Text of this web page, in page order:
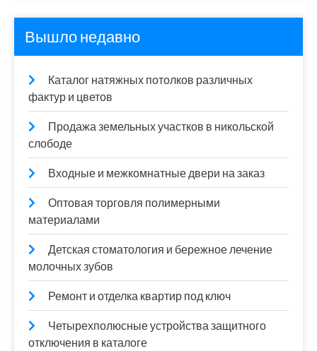
Вышло недавно
Каталог натяжных потолков различных
фактур и цветов
Продажа земельных участков в никольской
слободе
Входные и межкомнатные двери на заказ
Оптовая торговля полимерными
материалами
Детская стоматология и бережное лечение
молочных зубов
Ремонт и отделка квартир под ключ
Четырехполюсные устройства защитного
отключения в каталоге